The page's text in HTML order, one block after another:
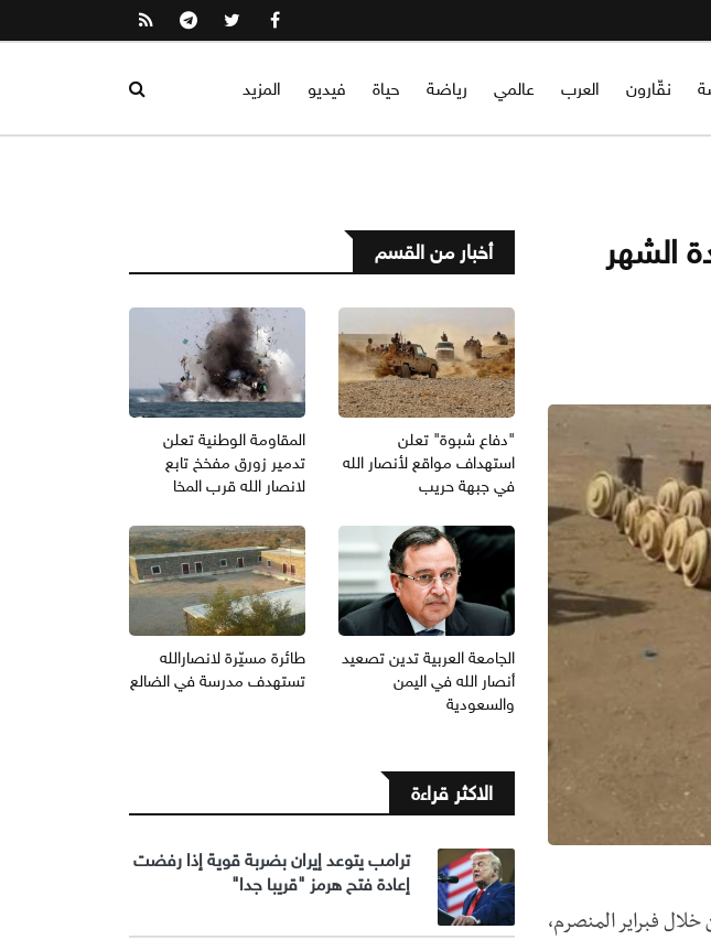
نقّارون العرب عالمي رياضة حياة فيديو المزيد
الشهر
فبراير المنصرم،
أخبار من القسم
"دفاع شبوة" تعلن
استهداف مواقع لأنصار الله
في جبهة حريب
المقاومة الوطنية تعلن
تدمير زورق مفخخ تابع
لانصار الله قرب المخا
الجامعة العربية تدين تصعيد
أنصار الله في اليمن
والسعودية
طائرة مسيّرة لانصارالله
تستهدف مدرسة في الضالع
الاكثر قراءة
ترامب يتوعد إيران بضربة قوية إذا رفضت
إعادة فتح هرمز "قريبا جدا"